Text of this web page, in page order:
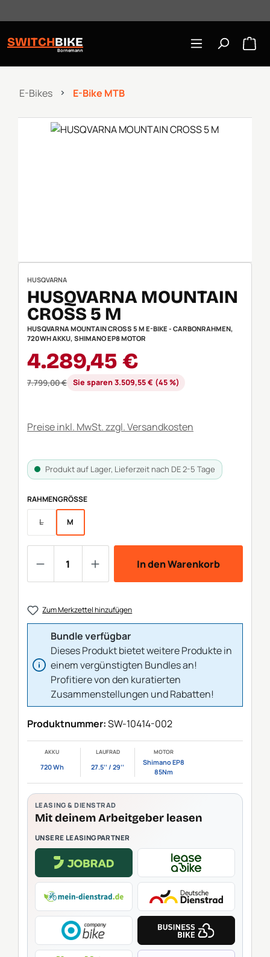
SWITCHBIKE
Bornemann
E-Bikes E-Bike MTB
Bildergalerie überspringen
HUSQVARNA
HUSQVARNA MOUNTAIN
CROSS 5 M
HUSQVARNA MOUNTAIN CROSS 5 M E-BIKE - CARBONRAHMEN,
720WH AKKU, SHIMANO EP8 MOTOR
Verkaufspreis:
4.289,45 €
Regulärer Preis:
7.799,00 € Sie sparen 3.509,55 € (45 %)
Preise inkl. MwSt. zzgl. Versandkosten
Produkt auf Lager, Lieferzeit nach DE 2-5 Tage
RAHMENGRÖSSE AUSWÄHLEN
L M
In den Warenkorb
Zum Merkzettel hinzufügen
Bundle verfügbar
Dieses Produkt bietet weitere Produkte in
einem vergünstigten Bundles an!
Profitiere von den kuratierten
Zusammenstellungen und Rabatten!
Produktnummer:SW-10414-002
AKKU
720 Wh
LAUFRAD
27.5‘‘ / 29‘‘
MOTOR
Shimano EP8
85Nm
LEASING & DIENSTRAD
Mit deinem Arbeitgeber leasen
UNSERE LEASINGPARTNER